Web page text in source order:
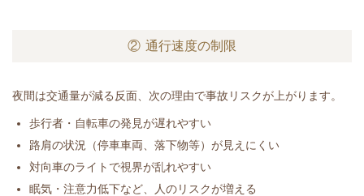
② 通行速度の制限
夜間は交通量が減る反面、次の理由で事故リスクが上がります。
歩行者・自転車の発見が遅れやすい
路肩の状況（停車車両、落下物等）が見えにくい
対向車のライトで視界が乱れやすい
眠気・注意力低下など、人のリスクが増える